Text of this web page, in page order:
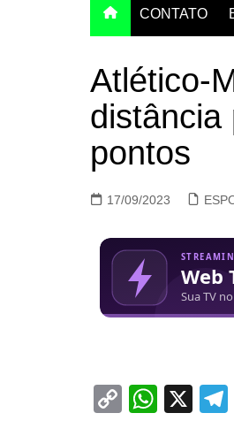
CONTATO
Atlético-
distância
pontos
17/09/2023
C
W X